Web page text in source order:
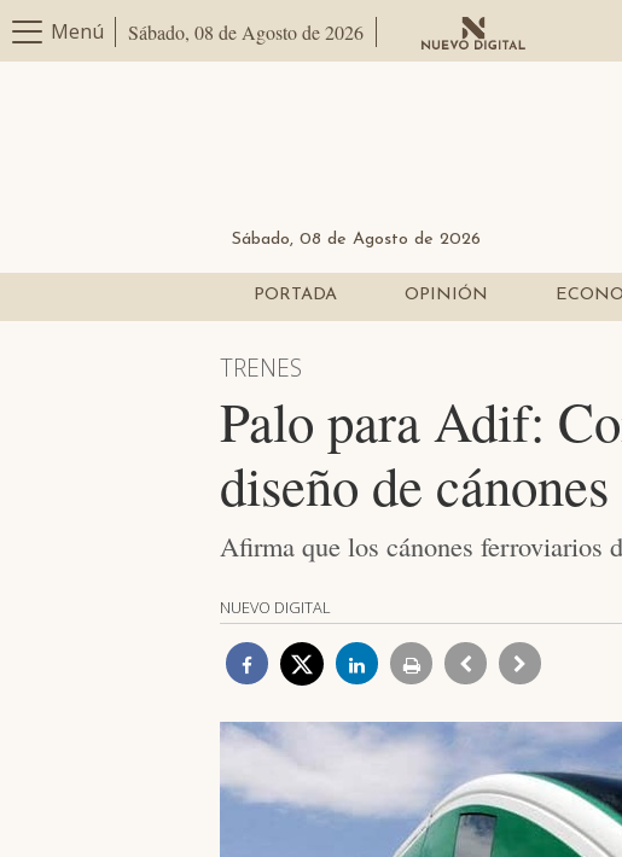
Menú Sábado, 08 de Agosto de 2026
Sábado, 08 de Agosto de 2026
PORTADA OPINIÓN
TRENES
Palo para Adif:
diseño de
Afirma que los cánones ferroviarios
NUEVO DIGITAL